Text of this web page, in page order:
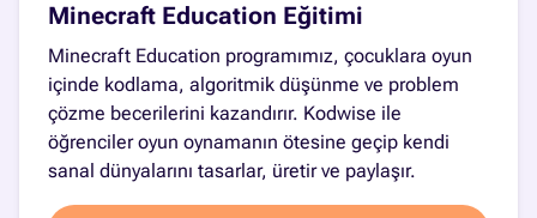
Minecraft Education Eğitimi
Minecraft Education programımız, çocuklara oyun
içinde kodlama, algoritmik düşünme ve problem
çözme becerilerini kazandırır. Kodwise ile
öğrenciler oyun oynamanın ötesine geçip kendi
sanal dünyalarını tasarlar, üretir ve paylaşır.